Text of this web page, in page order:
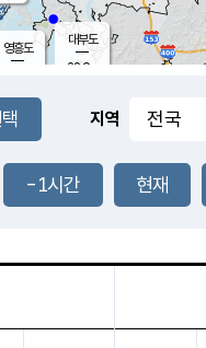
영흥도
27.7
℃
대부도
28.9
지역
-1시간 현재